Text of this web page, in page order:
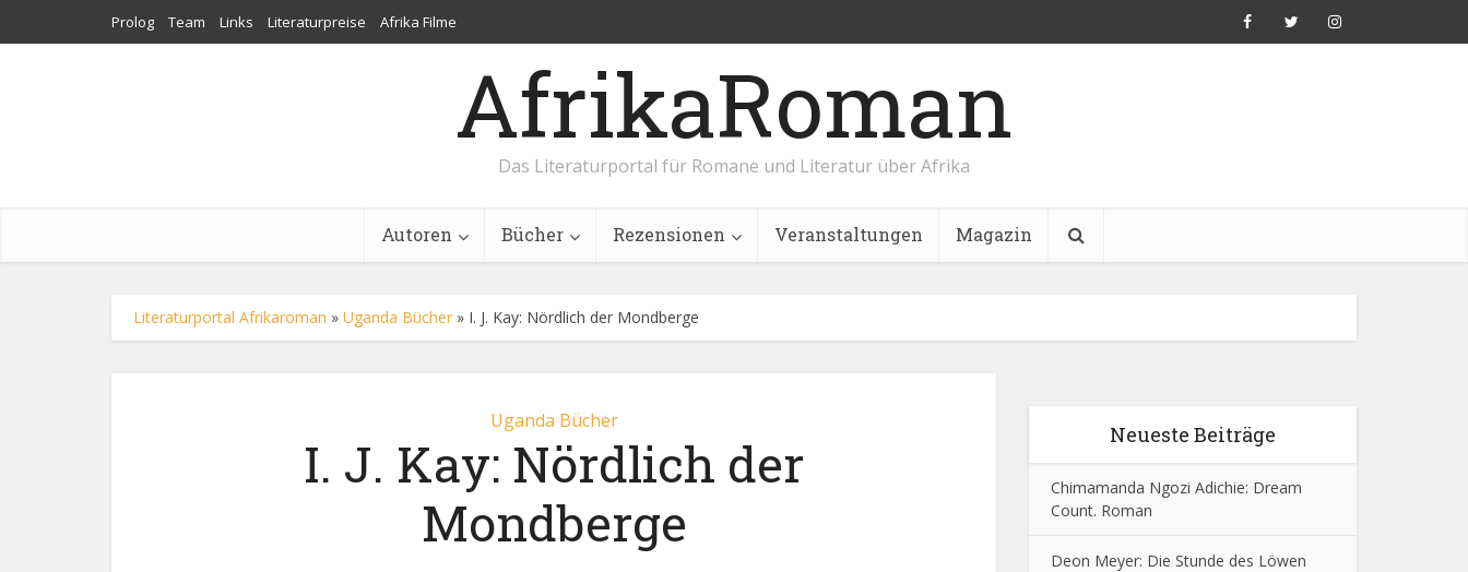
Prolog Team Links Literaturpreise Afrika Filme
AfrikaRoman
Das Literaturportal für Romane und Literatur über Afrika
Autoren Bücher Rezensionen Veranstaltungen Magazin
Literaturportal Afrikaroman » Uganda Bücher » I. J. Kay: Nördlich der Mondberge
Uganda Bücher
I. J. Kay: Nördlich der
Mondberge
Neueste Beiträge
Chimamanda Ngozi Adichie: Dream
Count. Roman
Deon Meyer: Die Stunde des Löwen